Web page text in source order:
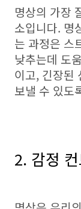
명상의 가장
소입니다. 명
는 과정은 스
낮추는데 도
이고, 긴장된
보낼 수 있도
2. 감정